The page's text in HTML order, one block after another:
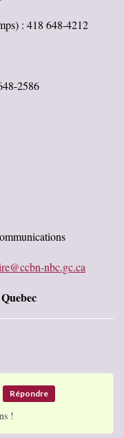
: 418 648-4212
2586
communications
nbc.gc.ca
Répondre
!